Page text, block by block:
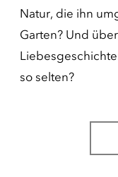
Natur, die ihn
Garten? Und
so selten?